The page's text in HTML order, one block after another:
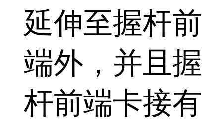
延伸至握杆前
端外，并且握
杆前端卡接有